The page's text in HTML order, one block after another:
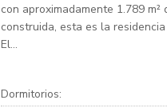
con aproximadamente 1.789 m²
construida, esta es la
El...
Dormitorios: